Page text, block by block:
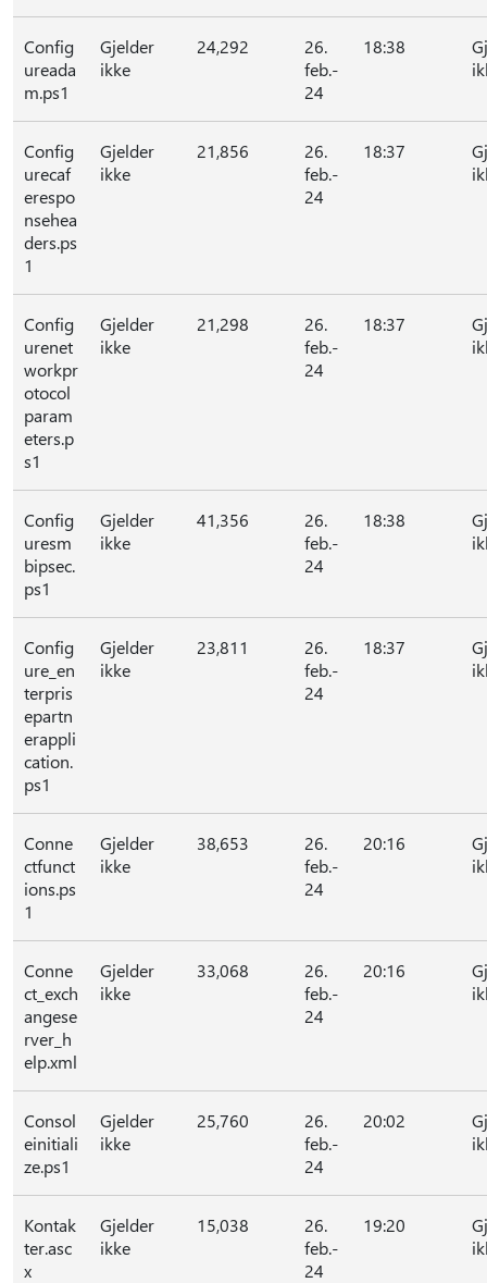
Config
ureada
m.ps1
Gjelder
ikke
24,292
26.
feb.-
24
18:38
Config
urecaf
erespo
nsehea
ders.ps
1
Gjelder
ikke
21,856
26.
feb.-
24
18:37
Config
urenet
workpr
otocol
param
eters.p
s1
Gjelder
ikke
21,298
26.
feb.-
24
18:37
Config
uresm
bipsec.
ps1
Gjelder
ikke
41,356
26.
feb.-
24
18:38
Config
ure_en
terpris
epartn
erappli
cation.
ps1
Gjelder
ikke
23,811
26.
feb.-
24
18:37
Conne
ctfunct
ions.ps
1
Gjelder
ikke
38,653
26.
feb.-
24
20:16
Conne
ct_exch
angese
rver_h
elp.xml
Gjelder
ikke
33,068
26.
feb.-
24
20:16
Consol
einitiali
ze.ps1
Gjelder
ikke
25,760
26.
feb.-
24
20:02
Kontak
ter.asc
x
Gjelder
ikke
15,038
26.
feb.-
24
19:20